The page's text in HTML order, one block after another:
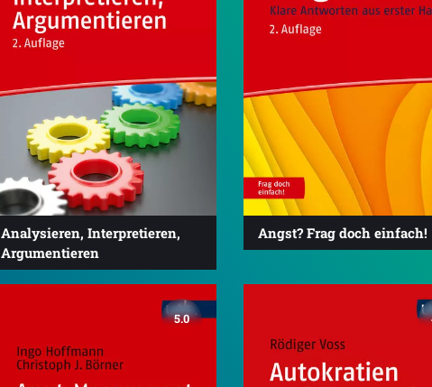
Analysieren, Interpretieren,
Argumentieren
Angst? Frag doch einfach!
5.0